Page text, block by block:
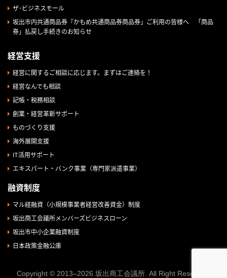
ザ･ビジネスモール
坂出市内共通商品券『かもめ共通商品券商品券」ご利用の皆様へ 「商品
券」払戻し手続きのお知らせ
経営支援
経営に関するご相談に応じます。まずはご連絡を！
経営なんでも相談
記帳・税務相談
創業・経営革新サポート
ものづくり支援
海外展開支援
IT活用サポート
エキスパート・バンク事業（専門家派遣事業）
融資制度
マル経融資（小規模事業者経営改善資金）制度
坂出商工会議所メンバーズビジネスローン
坂出市中小企業融資制度
日本政策金融公庫
Copyright © 2013–2026 坂出商工会議所. All Right Reserved.